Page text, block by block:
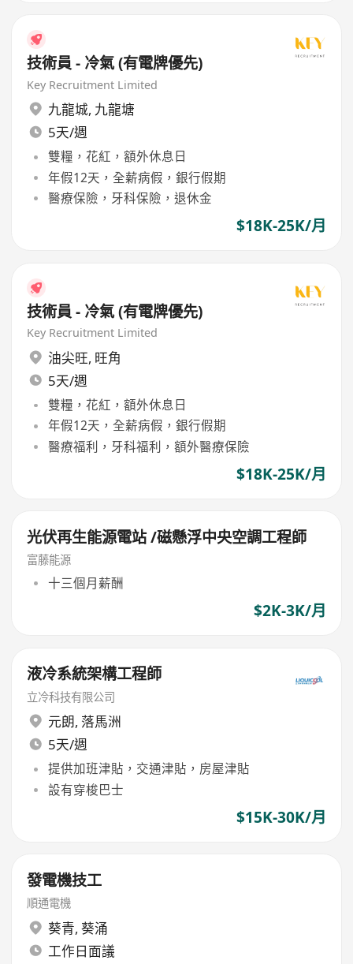
技術員 - 冷氣 (有電牌優先)
Key Recruitment Limited
九龍城, 九龍塘
5天/週
雙糧，花紅，額外休息日
年假12天，全薪病假，銀行假期
醫療保險，牙科保險，退休金
$18K-25K/月
技術員 - 冷氣 (有電牌優先)
Key Recruitment Limited
油尖旺, 旺角
5天/週
雙糧，花紅，額外休息日
年假12天，全薪病假，銀行假期
醫療福利，牙科福利，額外醫療保險
$18K-25K/月
光伏再生能源電站 /磁懸浮中央空調工程師
富藤能源
十三個月薪酬
$2K-3K/月
液冷系統架構工程師
立冷科技有限公司
元朗, 落馬洲
5天/週
提供加班津貼，交通津貼，房屋津貼
設有穿梭巴士
$15K-30K/月
發電機技工
順通電機
葵青, 葵涌
工作日面議